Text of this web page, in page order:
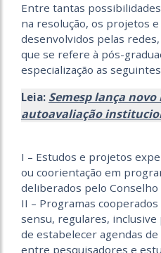
Entre tantas
na resolução, os projetos
desenvolvidos pelas
que se refere à pós-
especialização as
Leia: Semesp lança novo
autoavaliação
I – Estudos e projetos
ou coorientação em
deliberados pelo Conselho
II – Programas
sensu, regulares,
de estabelecer agendas
entre pesquisadores e